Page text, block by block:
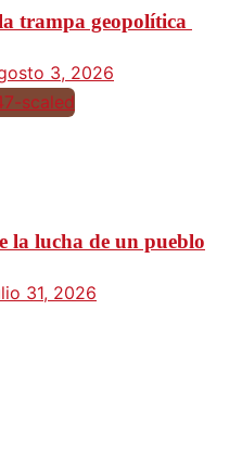
trampa geopolítica
3, 2026
la lucha de un pueblo
31, 2026